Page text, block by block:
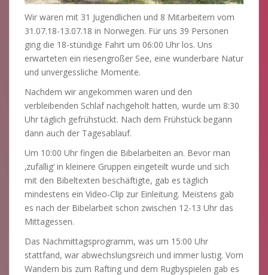
Wir waren mit 31 Jugendlichen und 8 Mitarbeitern vom
31.07.18-13.07.18 in Norwegen. Für uns 39 Personen
ging die 18-stündige Fahrt um 06:00 Uhr los. Uns
erwarteten ein riesengroßer See, eine wunderbare Natur
und unvergessliche Momente.
Nachdem wir angekommen waren und den
verbleibenden Schlaf nachgeholt hatten, wurde um 8:30
Uhr täglich gefrühstückt. Nach dem Frühstück begann
dann auch der Tagesablauf.
Um 10:00 Uhr fingen die Bibelarbeiten an. Bevor man
‚zufällig‘ in kleinere Gruppen eingeteilt wurde und sich
mit den Bibeltexten beschäftigte, gab es täglich
mindestens ein Video-Clip zur Einleitung. Meistens gab
es nach der Bibelarbeit schon zwischen 12-13 Uhr das
Mittagessen.
Das Nachmittagsprogramm, was um 15:00 Uhr
stattfand, war abwechslungsreich und immer lustig. Vom
Wandern bis zum Rafting und dem Rugbyspielen gab es